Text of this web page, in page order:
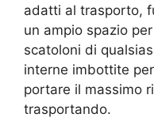
adatti al trasporto,
un ampio spazio
scatoloni di
interne imbottite
portare il massimo
trasportando.